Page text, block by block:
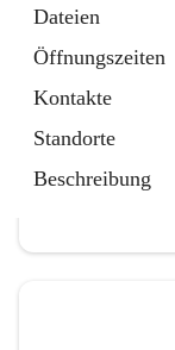
Dateien
Öffnungszeiten
Kontakte
Standorte
Beschreibung